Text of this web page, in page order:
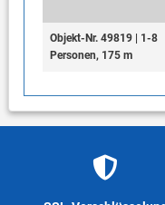
Objekt-Nr. 49819 | 1-8
Personen, 175 m